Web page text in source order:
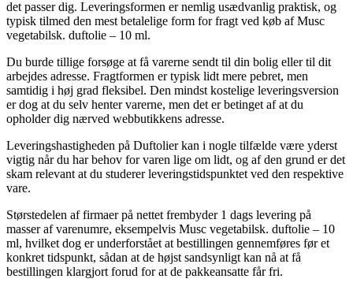
det passer dig. Leveringsformen er nemlig usædvanlig praktisk, og
typisk tilmed den mest betalelige form for fragt ved køb af Musc
vegetabilsk. duftolie – 10 ml.
Du burde tillige forsøge at få varerne sendt til din bolig eller til dit
arbejdes adresse. Fragtformen er typisk lidt mere pebret, men
samtidig i høj grad fleksibel. Den mindst kostelige leveringsversion
er dog at du selv henter varerne, men det er betinget af at du
opholder dig nærved webbutikkens adresse.
Leveringshastigheden på Duftolier kan i nogle tilfælde være yderst
vigtig når du har behov for varen lige om lidt, og af den grund er det
skam relevant at du studerer leveringstidspunktet ved den respektive
vare.
Størstedelen af firmaer på nettet frembyder 1 dags levering på
masser af varenumre, eksempelvis Musc vegetabilsk. duftolie – 10
ml, hvilket dog er underforstået at bestillingen gennemføres før et
konkret tidspunkt, sådan at de højst sandsynligt kan nå at få
bestillingen klargjort forud for at de pakkeansatte får fri.